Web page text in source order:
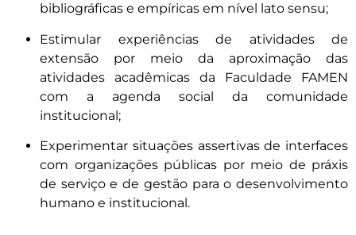
bibliográficas e empíricas em nível lato sensu;
Estimular experiências de atividades de
extensão por meio da aproximação das
atividades acadêmicas da Faculdade FAMEN
com a agenda social da comunidade
institucional;
Experimentar situações assertivas de interfaces
com organizações públicas por meio de práxis
de serviço e de gestão para o desenvolvimento
humano e institucional.